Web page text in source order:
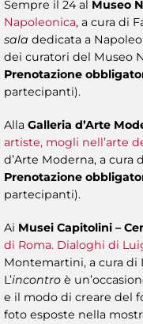
Sempre il 24 al Museo
Napoleonica, a cura di
sala dedicata a
dei curatori del Museo
Prenotazione
partecipanti).
Alla Galleria d’Arte
artiste, mogli nell’arte
d’Arte Moderna, a cura
Prenotazione
partecipanti).
Ai Musei Capitolini –
di Roma. Dialoghi di
Montemartini, a cura di
L’incontro è
e il modo di creare del
foto esposte nella